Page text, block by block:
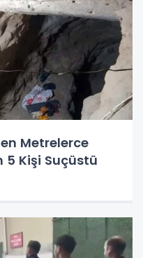
Metrelerce
5 Kişi Suçüstü